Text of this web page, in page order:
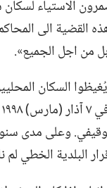
الاستياء لسكان
الى المحاكم.‏
من اجل الجميع».‏
السكان
وعلى مدى
البلدية الخطي لم